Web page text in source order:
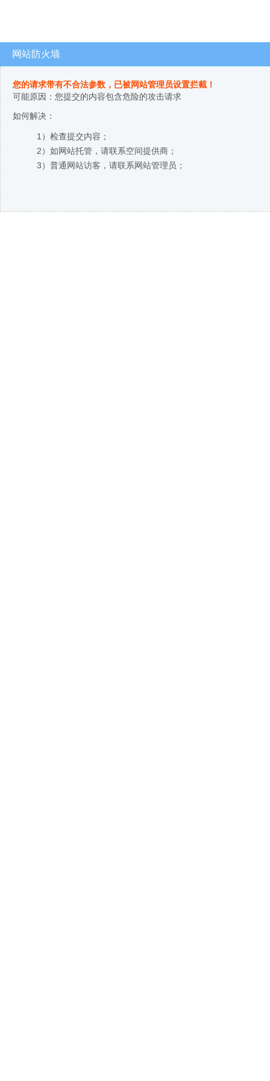
网站防火墙
您的请求带有不合法参数，已被网站管理员设置拦截！
可能原因：您提交的内容包含危险的攻击请求
如何解决：
1）检查提交内容；
2）如网站托管，请联系空间提供商；
3）普通网站访客，请联系网站管理员；